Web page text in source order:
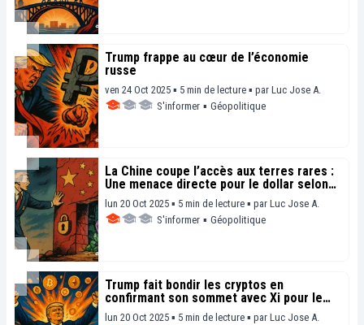
Trump frappe au cœur de l’économie
russe
ven 24 Oct 2025 ▪ 5 min de lecture ▪ par Luc Jose A.
S'informer ▪ Géopolitique
La Chine coupe l’accès aux terres rares :
Une menace directe pour le dollar selon
un analyste
lun 20 Oct 2025 ▪ 5 min de lecture ▪ par Luc Jose A.
S'informer ▪ Géopolitique
Trump fait bondir les cryptos en
confirmant son sommet avec Xi pour le
31 octobre
lun 20 Oct 2025 ▪ 5 min de lecture ▪ par Luc Jose A.